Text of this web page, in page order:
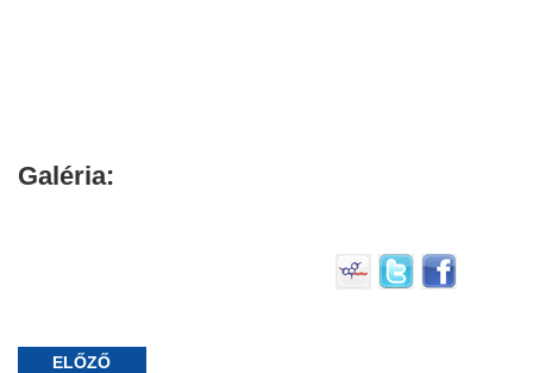
Galéria:
ELŐZŐ